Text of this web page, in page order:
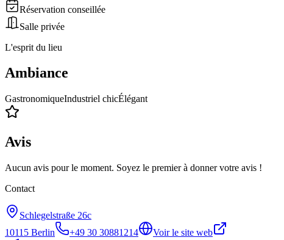
Réservation conseillée
Salle privée
L'esprit du lieu
Ambiance
GastronomiqueIndustriel chicÉlégant
Avis
Aucun avis pour le moment. Soyez le premier à donner votre avis !
Contact
Schlegelstraße 26c
10115 Berlin +49 30 30881214
Voir le site web